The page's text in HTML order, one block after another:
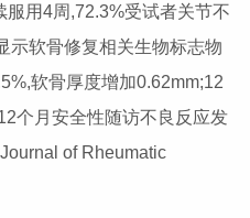
服用4周,72.3%受试者关节不
示软骨修复相关生物标志物
软骨厚度增加0.62mm;12
个月安全性随访不良反应发
of Rheumatic